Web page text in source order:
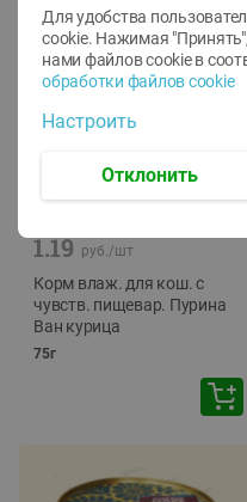
1.19 руб./шт
Корм влаж. для кош. с
чувств. пищевар. Пурина
Ван курица
75г
Для удобства
cookie. Нажимая
нами файлов cookie в
обработки файлов cookie
Настроить
Отклонить